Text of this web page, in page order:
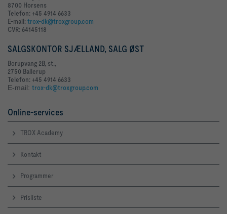
8700 Horsens
Telefon: +45 4914 6633
E-mail: trox-dk@troxgroup.com
CVR: 64145118
SALGSKONTOR SJÆLLAND, SALG ØST
Borupvang 2B, st.,
2750 Ballerup
Telefon: +45 4914 6633
E-mail: trox-dk@troxgroup.com
Online-services
TROX Academy
Kontakt
Programmer
Prisliste